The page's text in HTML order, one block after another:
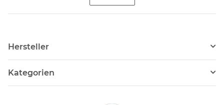
Hersteller
Kategorien